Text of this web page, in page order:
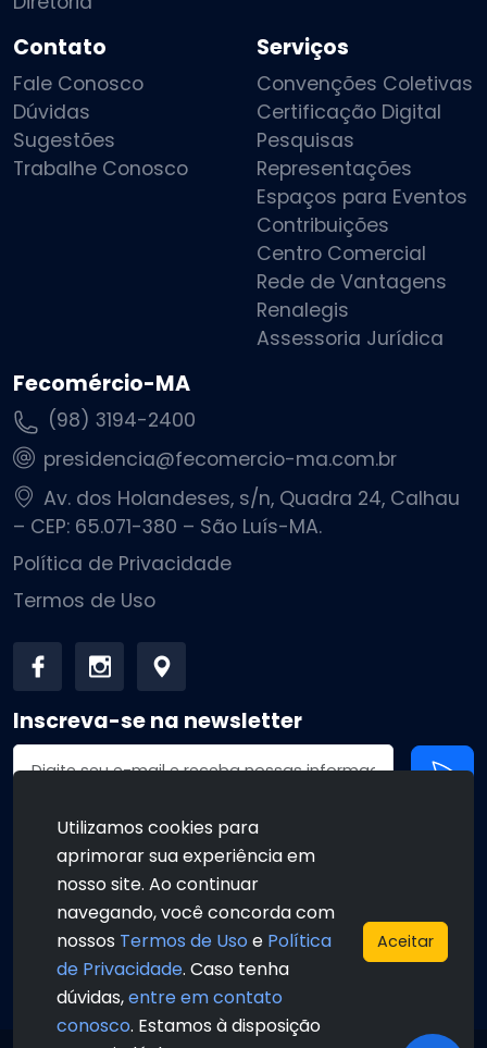
Contato
Fale Conosco
Dúvidas
Sugestões
Trabalhe Conosco
Serviços
Convenções Coletivas
Certificação Digital
Pesquisas
Representações
Espaços para Eventos
Contribuições
Centro Comercial
Rede de Vantagens
Renalegis
Assessoria Jurídica
Fecomércio-MA
(98) 3194-2400
presidencia@fecomercio-ma.com.br
Av. dos Holandeses, s/n, Quadra 24, Calhau
– CEP: 65.071-380 – São Luís-MA.
Política de Privacidade
Termos de Uso
Inscreva-se na newsletter
Endereço de email
•
• •
Utilizamos cookies para
aprimorar sua experiência em
nosso site. Ao continuar
navegando, você concorda com
nossos Termos de Uso e Política
de Privacidade. Caso tenha
dúvidas,entre em contato
conosco. Estamos à disposição
Aceitar